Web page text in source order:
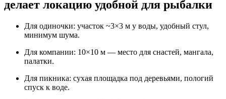
делает локацию удобной для рыбалки
Для одиночки: участок ~3×3 м у воды, удобный стул,
минимум шума.
Для компании: 10×10 м — место для снастей, мангала,
палатки.
Для пикника: сухая площадка под деревьями, пологий
спуск к воде.